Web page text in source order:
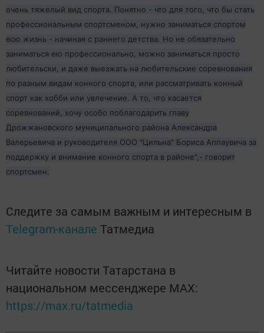
очень тяжелый вид спорта. Понятно - что для того, что бы стать
профессиональным спортсменом, нужно заниматься спортом
всю жизнь - начиная с раннего детства. Но не обязательно
заниматься ею профессионально, можно заниматься просто
любительски, и даже выезжать на любительские соревнования
по разным видам конного спорта, или рассматривать конный
спорт как хобби или увлечение. А то, что касается
соревнований, хочу особо поблагодарить главу
Дрожжановского муниципального района Александра
Валерьевича и руководителя ООО "Цильна" Бориса Аппаувича за
поддержку и внимание конного спорта в районе",- говорит
спортсмен.
Следите за самым важным и интересным в
Telegram-канале Татмедиа
Читайте новости Татарстана в
национальном мессенджере MАХ:
https://max.ru/tatmedia